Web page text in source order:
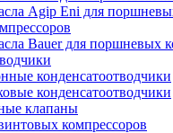
Agip Eni для
Bauer для поршневых
конденсатоотводчики
конденсатоотводчики
клапаны
компрессоров